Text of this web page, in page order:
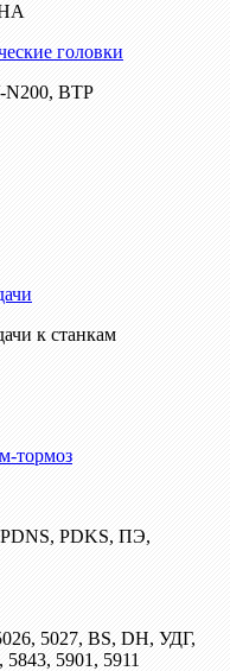
головки
N200, ВТР
к станкам
тормоз
PDKS, ПЭ,
5027, BS, DH, УДГ,
5901, 5911